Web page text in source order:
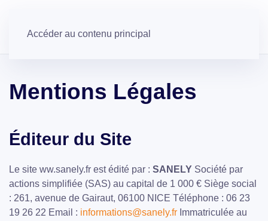
Accéder au contenu principal
Mentions Légales
Éditeur du Site
Le site ww.sanely.fr est édité par : SANELY Société par
actions simplifiée (SAS) au capital de 1 000 € Siège social
: 261, avenue de Gairaut, 06100 NICE Téléphone : 06 23
19 26 22 Email : informations@sanely.fr Immatriculée au